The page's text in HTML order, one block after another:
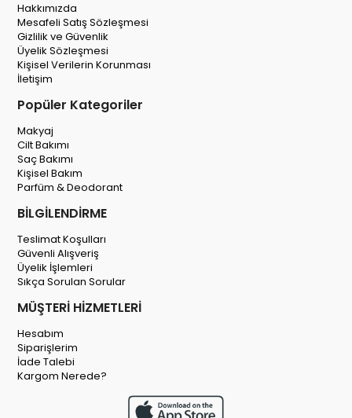
Hakkımızda
Mesafeli Satış Sözleşmesi
Gizlilik ve Güvenlik
Üyelik Sözleşmesi
Kişisel Verilerin Korunması
İletişim
Popüler Kategoriler
Makyaj
Cilt Bakımı
Saç Bakımı
Kişisel Bakım
Parfüm & Deodorant
BİLGİLENDİRME
Teslimat Koşulları
Güvenli Alışveriş
Üyelik İşlemleri
Sıkça Sorulan Sorular
MÜŞTERİ HİZMETLERİ
Hesabım
Siparişlerim
İade Talebi
Kargom Nerede?